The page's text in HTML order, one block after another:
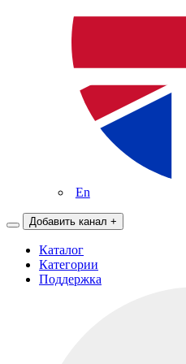
En
Добавить канал +
Каталог
Категории
Поддержка